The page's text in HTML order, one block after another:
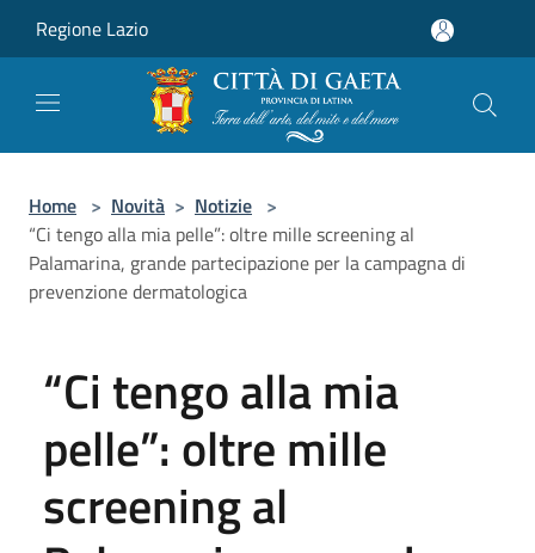
Regione Lazio
Home > Novità > Notizie >
“Ci tengo alla mia pelle”: oltre mille screening al
Palamarina, grande partecipazione per la campagna di
prevenzione dermatologica
“Ci tengo alla mia
pelle”: oltre mille
screening al